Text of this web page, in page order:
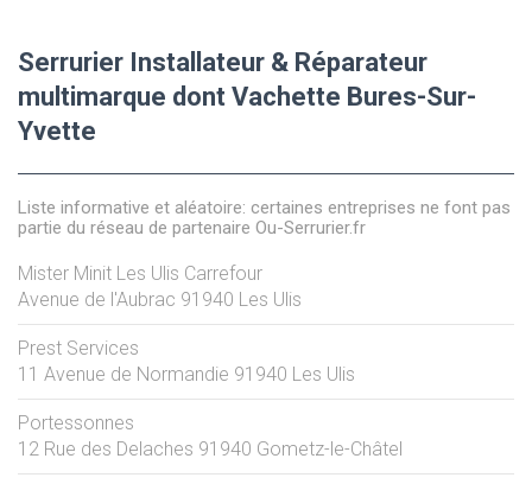
Serrurier Installateur & Réparateur
multimarque dont Vachette Bures-Sur-
Yvette
Liste informative et aléatoire: certaines entreprises ne font pas
partie du réseau de partenaire Ou-Serrurier.fr
Mister Minit Les Ulis Carrefour
Avenue de l'Aubrac 91940 Les Ulis
Prest Services
11 Avenue de Normandie 91940 Les Ulis
Portessonnes
12 Rue des Delaches 91940 Gometz-le-Châtel